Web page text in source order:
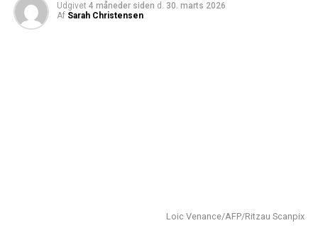
Udgivet 4 måneder siden d. 30. marts 2026
Af Sarah Christensen
Loic Venance/AFP/Ritzau Scanpix